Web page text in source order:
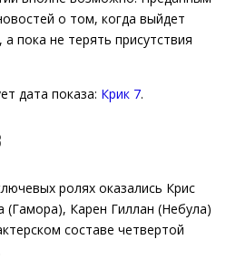
о том, когда выйдет
пока не терять присутствия
дата показа: Крик 7.
ролях оказались Крис
(Гамора), Карен Гиллан (Небула)
составе четвертой